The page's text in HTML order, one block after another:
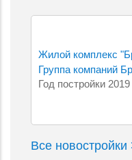
Жилой комплекс
Группа компаний
Год постройки 2019
Все новостройки